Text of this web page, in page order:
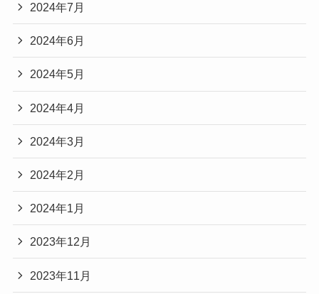
2024年7月
2024年6月
2024年5月
2024年4月
2024年3月
2024年2月
2024年1月
2023年12月
2023年11月